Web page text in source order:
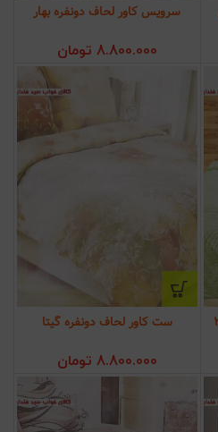
سرویس کاور لحاف دونفره بهار
8.800.000 تومان
ست کاور لحاف دونفره گیتا
8.800.000 تومان